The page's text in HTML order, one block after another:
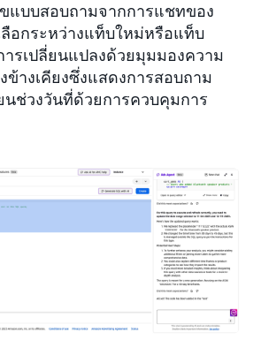
แบบสอบถามจากการแชทของ
ลือกระหว่างแท็บใหม่หรือแท็บ
รเปลี่ยนแปลงด้วยมุมมองความ
ข้างเคียงซึ่งแสดงการสอบถาม
นช่วงวันที่ด้วยการควบคุมการ